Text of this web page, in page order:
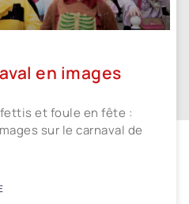
en images
et foule en fête :
sur le carnaval de